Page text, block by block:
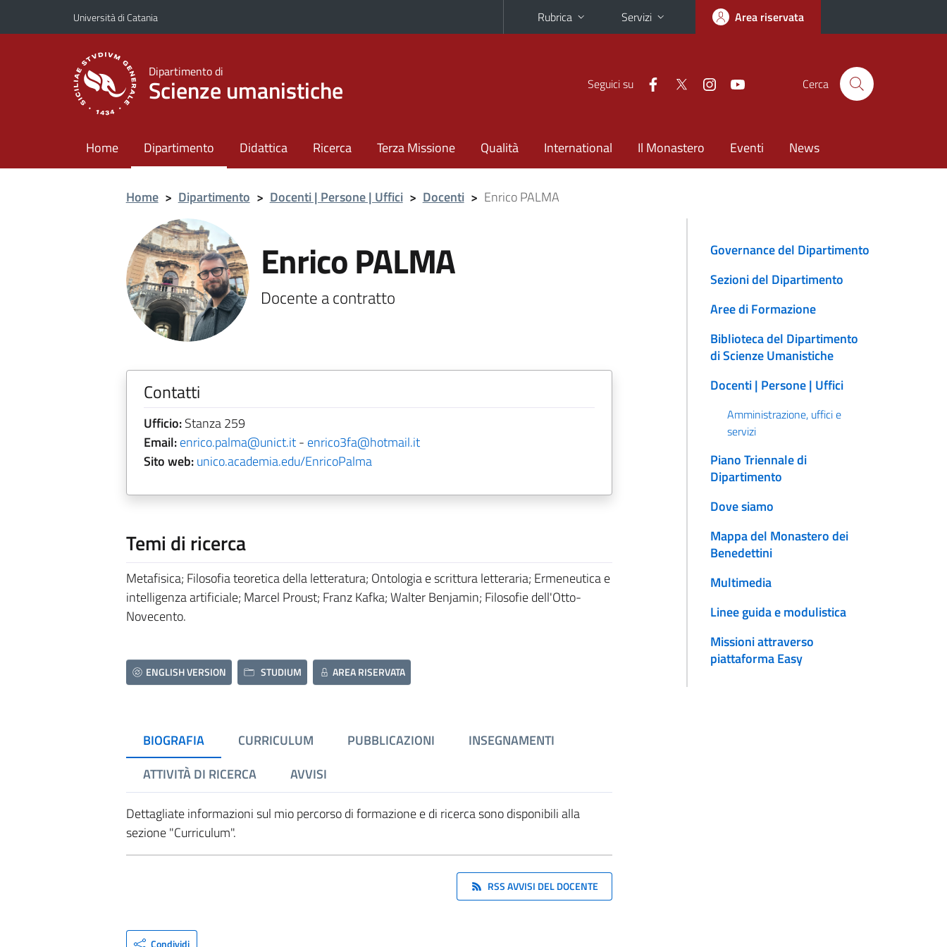
Vai al contenuto principale
Vai al menu di navigazione
Università di Catania Rubrica Servizi Area riservata
Dipartimento di
Scienze umanistiche Seguici su Cerca
Home Dipartimento Didattica Ricerca Terza Missione Qualità International Il Monastero Eventi News
Home > Dipartimento > Docenti | Persone | Uffici > Docenti > Enrico PALMA
Enrico PALMA
Docente a contratto
Contatti
Ufficio:Stanza 259
Email:enrico.palma@unict.it- enrico3fa@hotmail.it
Sito web:unico.academia.edu/EnricoPalma
Temi di ricerca
Metafisica; Filosofia teoretica della letteratura; Ontologia e scrittura letteraria; Ermeneutica e
intelligenza artificiale; Marcel Proust; Franz Kafka; Walter Benjamin; Filosofie dell'Otto-
Novecento.
ENGLISH VERSION STUDIUM AREA RISERVATA
BIOGRAFIA CURRICULUM PUBBLICAZIONI
INSEGNAMENTI
ATTIVITÀ DI RICERCA
AVVISI
Dettagliate informazioni sul mio percorso di formazione e di ricerca sono disponibili alla
sezione "Curriculum".
RSS AVVISI DEL DOCENTE
Condividi
Governance del Dipartimento
Sezioni del Dipartimento
Aree di Formazione
Biblioteca del Dipartimento
di Scienze Umanistiche
Docenti | Persone | Uffici
Amministrazione, uffici e
servizi
Piano Triennale di
Dipartimento
Dove siamo
Mappa del Monastero dei
Benedettini
Multimedia
Linee guida e modulistica
Missioni attraverso
piattaforma Easy